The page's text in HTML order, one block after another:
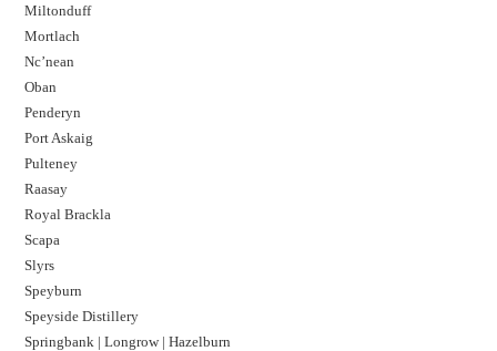
Miltonduff
Mortlach
Nc’nean
Oban
Penderyn
Port Askaig
Pulteney
Raasay
Royal Brackla
Scapa
Slyrs
Speyburn
Speyside Distillery
Springbank | Longrow | Hazelburn